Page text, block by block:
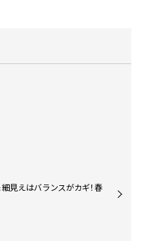
細見えはバランスがカギ！春